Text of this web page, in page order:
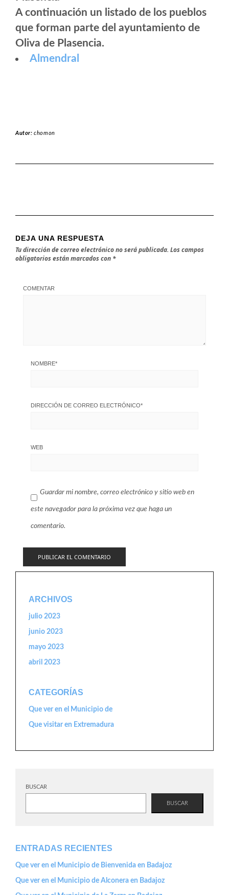
A continuación un listado de los pueblos
que forman parte del ayuntamiento de
Oliva de Plasencia.
Almendral
Autor:chomon
DEJA UNA RESPUESTA
Tu dirección de correo electrónico no será publicada. Los campos
obligatorios están marcados con *
COMENTAR
NOMBRE*
DIRECCIÓN DE CORREO ELECTRÓNICO*
WEB
Guardar mi nombre, correo electrónico y sitio web en
este navegador para la próxima vez que haga un
comentario.
ARCHIVOS
julio 2023
junio 2023
mayo 2023
abril 2023
CATEGORÍAS
Que ver en el Municipio de
Que visitar en Extremadura
BUSCAR
BUSCAR
ENTRADAS RECIENTES
Que ver en el Municipio de Bienvenida en Badajoz
Que ver en el Municipio de Alconera en Badajoz